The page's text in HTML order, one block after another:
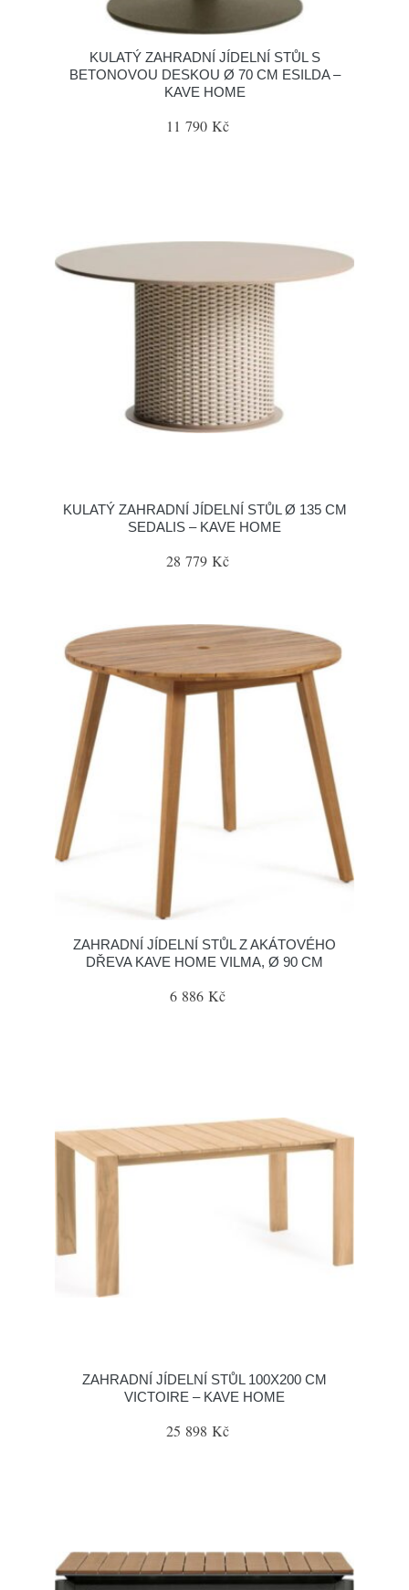
KULATÝ ZAHRADNÍ JÍDELNÍ STŮL S
BETONOVOU DESKOU Ø 70 CM ESILDA –
KAVE HOME
11 790 Kč
KULATÝ ZAHRADNÍ JÍDELNÍ STŮL Ø 135 CM
SEDALIS – KAVE HOME
28 779 Kč
ZAHRADNÍ JÍDELNÍ STŮL Z AKÁTOVÉHO
DŘEVA KAVE HOME VILMA, Ø 90 CM
6 886 Kč
ZAHRADNÍ JÍDELNÍ STŮL 100X200 CM
VICTOIRE – KAVE HOME
25 898 Kč